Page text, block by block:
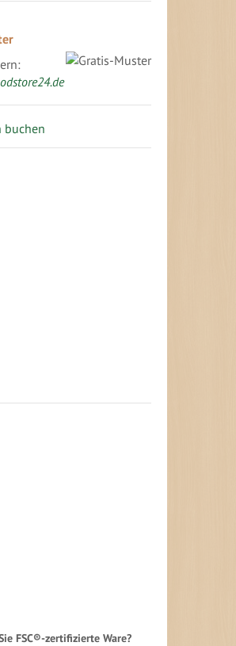
FSC®-zertifizierte Ware?